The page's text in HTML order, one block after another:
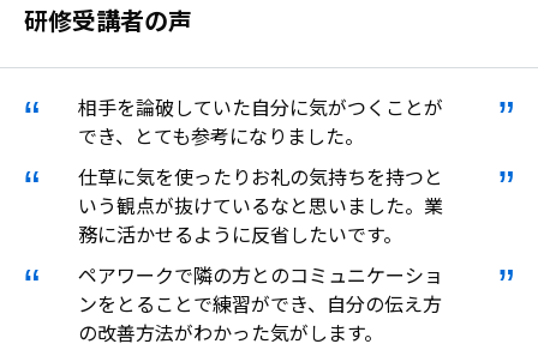
研修受講者の声
相手を論破していた自分に気がつくことが
でき、とても参考になりました。
仕草に気を使ったりお礼の気持ちを持つと
いう観点が抜けているなと思いました。業
務に活かせるように反省したいです。
ペアワークで隣の方とのコミュニケーショ
ンをとることで練習ができ、自分の伝え方
の改善方法がわかった気がします。